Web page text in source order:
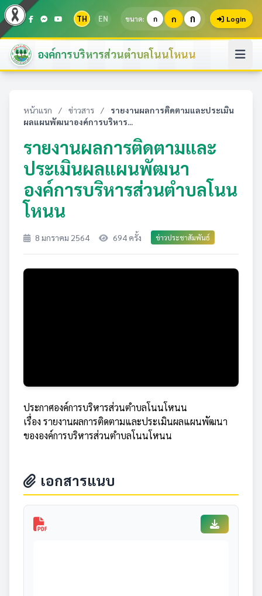
TH EN ขนาด: ก ก ก Login
องค์การบริหารส่วนตำบลโนนโหนน
หน้าแรก / ข่าวสาร /
รายงานผลการติดตามและประเมิน
ผลแผนพัฒนาองค์การบริหาร...
รายงานผลการติดตามและ
ประเมินผลแผนพัฒนา
องค์การบริหารส่วนตำบลโนน
โหนน
8 มกราคม 2564 694 ครั้ง ข่าวประชาสัมพันธ์
ประกาศองค์การบริหารส่วนตำบลโนนโหนน
เรื่อง รายงานผลการติดตามและประเมินผลแผนพัฒนา
ขององค์การบริหารส่วนตำบลโนนโหนน
เอกสารแนบ